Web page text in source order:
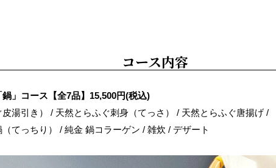
コース内容
」コース【全7品】15,500円(税込)
湯引き） / 天然とらふぐ刺身（てっさ） / 天然とらふぐ唐揚げ /
てっちり） / 純金 鍋コラーゲン / 雑炊 / デザート